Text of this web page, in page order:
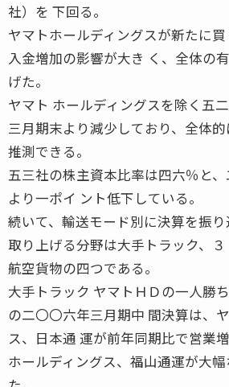
社）を 下回る。
ヤマトホールディングスが新たに
入金増加の影響が大き く、全体の
げた。
ヤマト ホールディングスを除く五
三月期末より減少しており、全体
推測できる。
五三社の株主資本比率は四六％と
より一ポイ ント低下している。
続いて、輸送モード別に決算を振り
取り上げる分野は大手トラック、３
航空貨物の四つである。
大手トラック ヤマトＨＤの一人勝
の二〇〇六年三月期中 間決算は、
ス、日本通 運が前年同期比で営業
ホールディングス、福山通運が大